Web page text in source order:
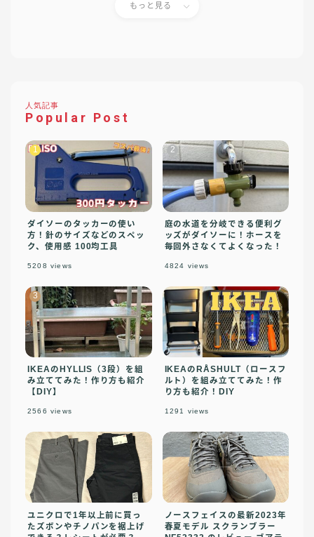
もっと見る
人気記事
Popular Post
ダイソーのタッカーの使い
方！針のサイズなどのスペッ
ク、使用感 100均工具
5208 views
庭の水道を分岐できる便利グ
ッズがダイソーに！ホースを
毎回外さなくてよくなった！
4824 views
IKEAのHYLLIS（3段）を組
み立ててみた！作り方も紹介
【DIY】
2566 views
IKEAのRÅSHULT（ロースフ
ルト）を組み立ててみた！作
り方も紹介！DIY
1291 views
ユニクロで1年以上前に買っ
たズボンやチノパンを裾上げ
ノースフェイスの最新2023年
春夏モデル スクランブラー